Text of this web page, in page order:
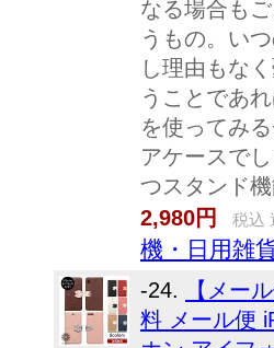
なる場合も
うもの。い
し理由もな
うことであ
を使ってみ
アケースで
つスタンド
2,980円
税込
機・日用雑
-24.
【メー
料 メール便